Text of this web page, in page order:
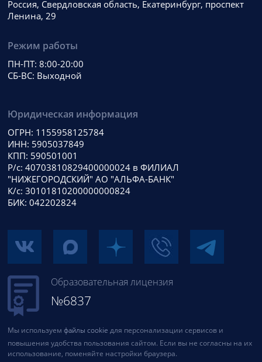
Россия, Свердловская область, Екатеринбург, проспект
Ленина, 29
Режим работы
ПН-ПТ: 8:00-20:00
СБ-ВС: Выходной
Юридическая информация
ОГРН: 1155958125784
ИНН: 5905037849
КПП: 590501001
Р/с: 40703810829400000024 в ФИЛИАЛ
"НИЖЕГОРОДСКИЙ" АО "АЛЬФА-БАНК"
К/с: 30101810200000000824
БИК: 042202824
Образовательная лицензия
№6837
Мы используем файлы cookie для персонализации сервисов и
повышения удобства пользования сайтом. Если вы не согласны на их
использование, поменяйте настройки браузера.